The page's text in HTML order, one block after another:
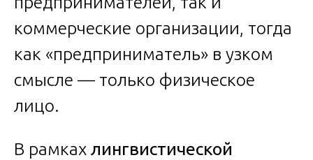
коммерческие организации, тогда
как «предприниматель» в узком
смысле — только физическое
лицо.
В рамках лингвистической